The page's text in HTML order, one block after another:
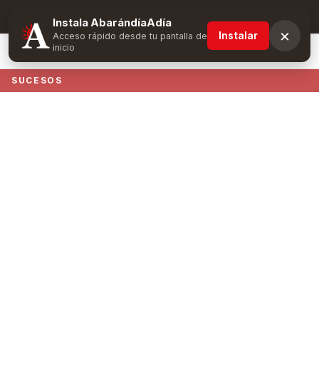
Suscríbete y obtén ventajas exclusivas
SUCESOS
Instala AbarándíaAdía
Acceso rápido desde tu pantalla de
inicio
Instalar ×